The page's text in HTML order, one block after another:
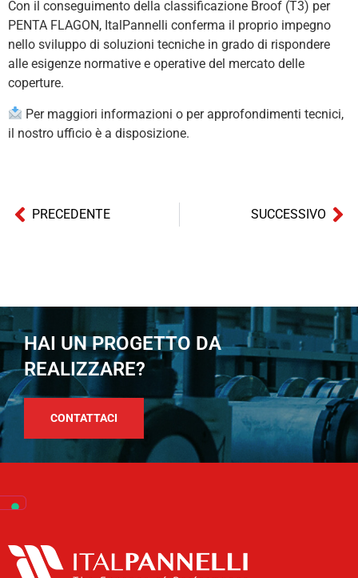
Con il conseguimento della classificazione Broof (T3) per
PENTA FLAGON, ItalPannelli conferma il proprio impegno
nello sviluppo di soluzioni tecniche in grado di rispondere
alle esigenze normative e operative del mercato delle
coperture.
Per maggiori informazioni o per approfondimenti tecnici,
il nostro ufficio è a disposizione.
PRECEDENTE SUCCESSIVO
HAI UN PROGETTO DA
REALIZZARE?
CONTATTACI